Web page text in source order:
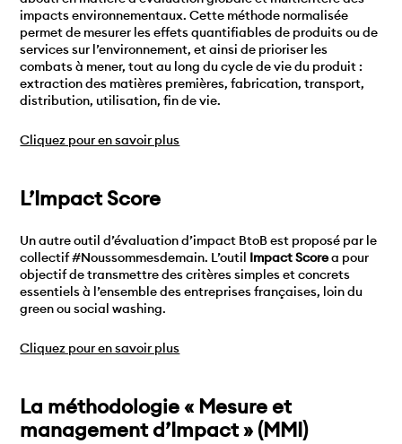
impacts environnementaux. Cette méthode normalisée
permet de mesurer les effets quantifiables de produits ou de
services sur l’environnement, et ainsi de prioriser les
combats à mener, tout au long du cycle de vie du produit :
extraction des matières premières, fabrication, transport,
distribution, utilisation, fin de vie.
Cliquez pour en savoir plus
L’Impact Score
Un autre outil d’évaluation d’impact BtoB est proposé par le
collectif #Noussommesdemain. L’outil Impact Scorea pour
objectif de transmettre des critères simples et concrets
essentiels à l’ensemble des entreprises françaises, loin du
green ou social washing.
Cliquez pour en savoir plus
La méthodologie « Mesure et
management d’Impact » (MMI)